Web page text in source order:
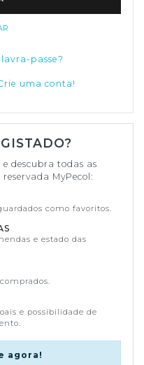
passe?
uma conta!
descubra todas as
MyPecol:
como favoritos.
e estado das
e possibilidade de
agora!